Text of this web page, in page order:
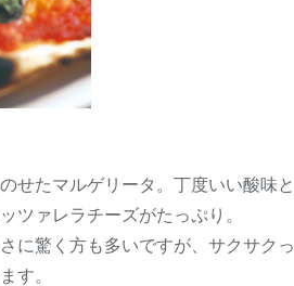
せたマルゲリータ。丁度いい酸味と
ツァレラチーズがたっぷり。
に驚く方も多いですが、サクサクっ
す。